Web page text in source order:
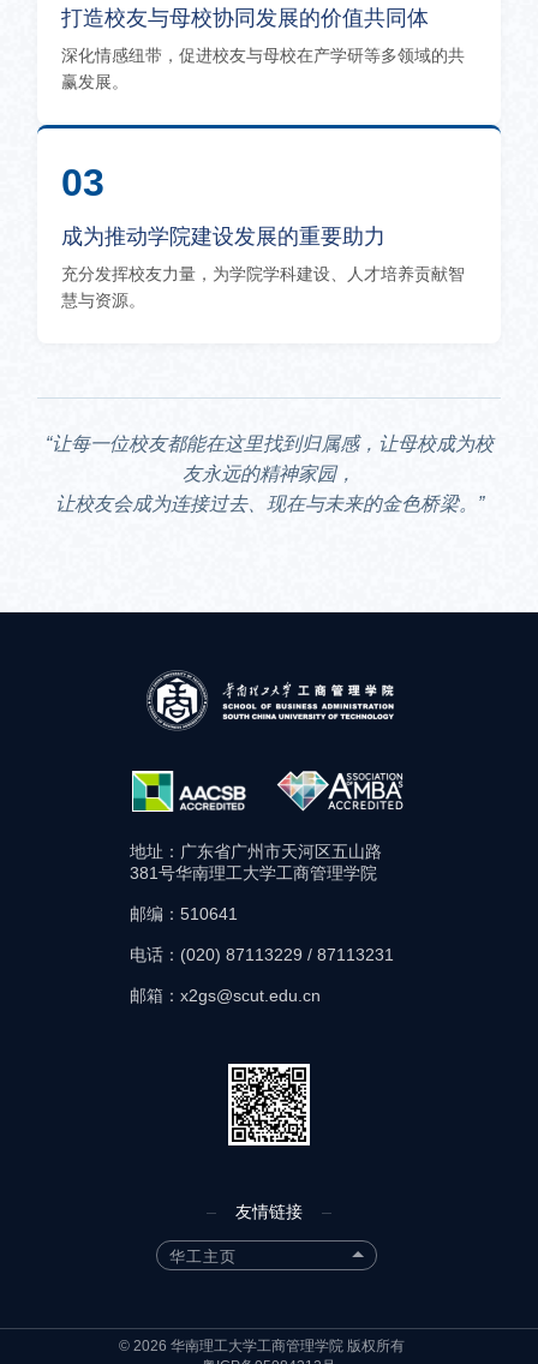
打造校友与母校协同发展的价值共同体
深化情感纽带，促进校友与母校在产学研等多领域的共
赢发展。
03
成为推动学院建设发展的重要助力
充分发挥校友力量，为学院学科建设、人才培养贡献智
慧与资源。
“让每一位校友都能在这里找到归属感，让母校成为校
友永远的精神家园，
让校友会成为连接过去、现在与未来的金色桥梁。”
地址：广东省广州市天河区五山路
381号华南理工大学工商管理学院
邮编：510641
电话：(020) 87113229 / 87113231
邮箱：x2gs@scut.edu.cn
友情链接
华工主页
© 2026 华南理工大学工商管理学院 版权所有